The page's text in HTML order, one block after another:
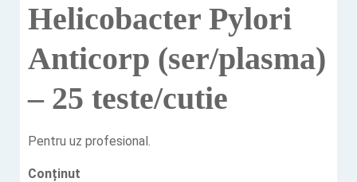
Helicobacter Pylori
Anticorp (ser/plasma)
– 25 teste/cutie
Pentru uz profesional.
Conținut